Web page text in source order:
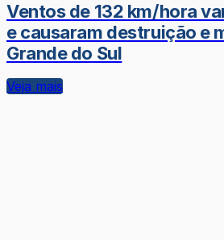
Ventos de 132 km/hora
e causaram destruição e
Grande do Sul
Veja mais